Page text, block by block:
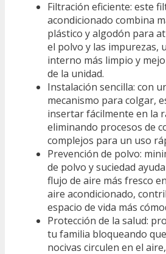
Filtración eficiente: este
acondicionado combina
plástico y algodón para
el polvo y las impurezas,
interno más limpio y
de la unidad.
Instalación sencilla: con
mecanismo para colgar,
insertar fácilmente en la
eliminando procesos de
complejos para un uso
Prevención de polvo:
de polvo y suciedad
flujo de aire más fresco
aire acondicionado,
espacio de vida más
Protección de la salud:
tu familia bloqueando
nocivas circulen en el